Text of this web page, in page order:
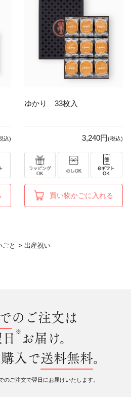
込)
ゆかり 33枚入
3,240円(税込)
買い物かごに入れる
ごと >出産祝い
のご注文は
※ お届け。
入で送料無料。
ご注文で翌日にお届けいたします。